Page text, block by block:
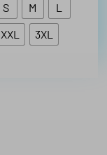
S M
L
XXL
3XL